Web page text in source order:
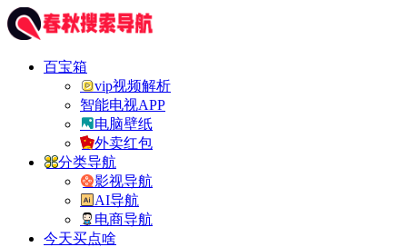
百宝箱
vip视频解析
智能电视APP
电脑壁纸
外卖红包
分类导航
影视导航
AI导航
电商导航
今天买点啥